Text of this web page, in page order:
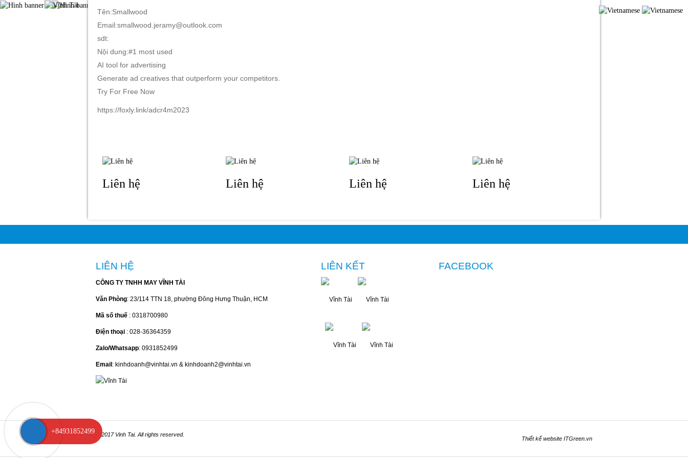
Tên:Smallwood
Email:smallwood.jeramy@outlook.com
sdt:
Nội dung:#1 most used
AI tool for advertising
Generate ad creatives that outperform your competitors.
Try For Free Now
https://foxly.link/adcr4m2023
Liên hệ Liên hệ Liên hệ Liên hệ
LIÊN HỆ
CÔNG TY TNHH MAY VĨNH TÀI
Văn Phòng: 23/114 TTN 18, phường Đông Hưng Thuận, HCM
Mã số thuế : 0318700980
Điện thoại : 028-36364359
Zalo/Whatsapp: 0931852499
Email: kinhdoanh@vinhtai.vn & kinhdoanh2@vinhtai.vn
LIÊN KẾT FACEBOOK
© 2017 Vinh Tai. All rights reserved.
Thiết kế website ITGreen.vn
+84931852499